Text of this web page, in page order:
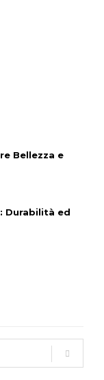
Bellezza e
Durabilità ed